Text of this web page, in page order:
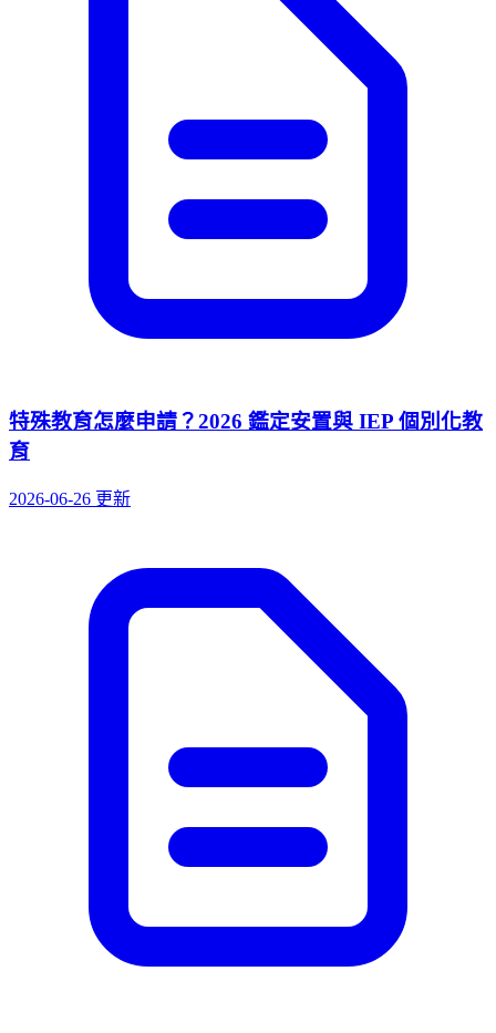
特殊教育怎麼申請？2026 鑑定安置與 IEP 個別化教
育
2026-06-26 更新